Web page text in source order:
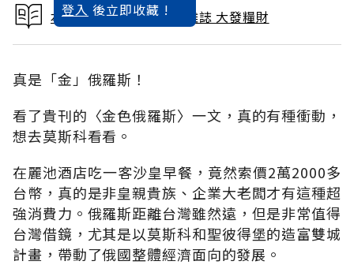
登入 後立即收藏 !
本文出自 2008 / 6月號雜誌 大發糧財
真是「金」俄羅斯！
看了貴刊的〈金色俄羅斯〉一文，真的有種衝動，
想去莫斯科看看。
在麗池酒店吃一客沙皇早餐，竟然索價2萬2000多
台幣，真的是非皇親貴族、企業大老闆才有這種超
強消費力。俄羅斯距離台灣雖然遠，但是非常值得
台灣借鏡，尤其是以莫斯科和聖彼得堡的造富雙城
計畫，帶動了俄國整體經濟面向的發展。